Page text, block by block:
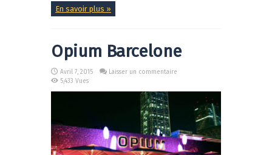
En savoir plus »
Opium Barcelone
Avril 7, 2015
Laisser un commentaire
5,433 Vues